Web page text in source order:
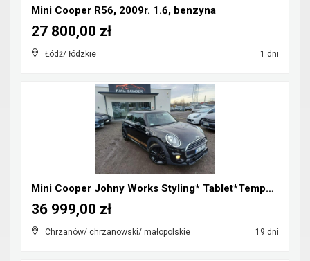
Mini Cooper R56, 2009r. 1.6, benzyna
Łódź/ łódzkie 1 dni
27 800,00 zł
Mini Cooper Johny Works Styling* Tablet*Tempomat*S...
Chrzanów/ chrzanowski/ małopolskie 19 dni
36 999,00 zł